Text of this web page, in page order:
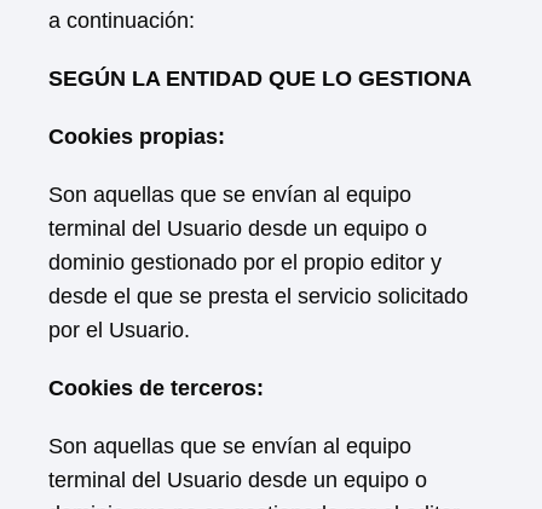
a continuación:
SEGÚN LA ENTIDAD QUE LO GESTIONA
Cookies propias:
Son aquellas que se envían al equipo
terminal del Usuario desde un equipo o
dominio gestionado por el propio editor y
desde el que se presta el servicio solicitado
por el Usuario.
Cookies de terceros:
Son aquellas que se envían al equipo
terminal del Usuario desde un equipo o